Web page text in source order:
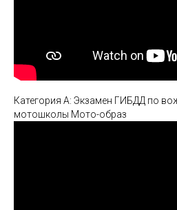
Категория А: Экзамен ГИБДД по
мотошколы Мото-образ